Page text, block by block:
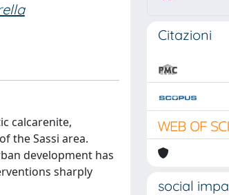
calcarenite,
the Sassi area.
development has
sharply
Citazioni
social